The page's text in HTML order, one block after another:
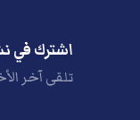
اشترك في
تلقى آخر